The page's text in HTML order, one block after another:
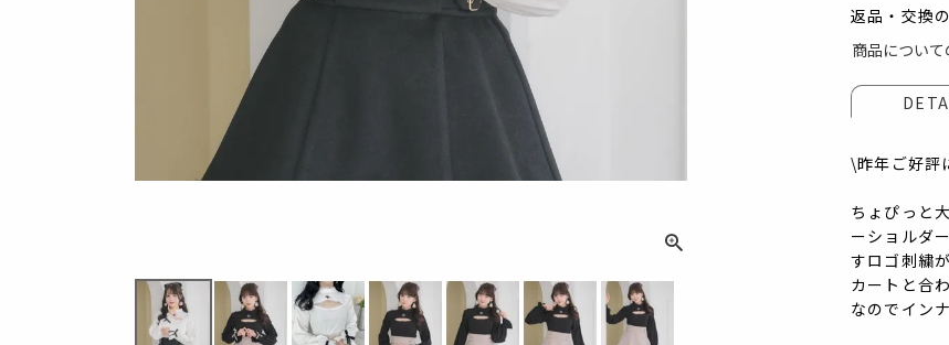
ブ
返品・交換
商品につい
\昨年ご好評
ちょぴっと
ーショルダ
すロゴ刺繍
カートと合
なのでイン